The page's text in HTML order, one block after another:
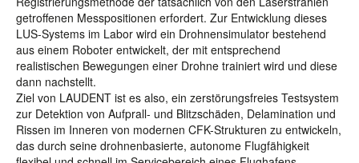
getroffenen Messpositionen erfordert. Zur Entwicklung dieses
LUS-Systems im Labor wird ein Drohnensimulator bestehend
aus einem Roboter entwickelt, der mit entsprechend
realistischen Bewegungen einer Drohne trainiert wird und diese
dann nachstellt.
Ziel von LAUDENT ist es also, ein zerstörungsfreies Testsystem
zur Detektion von Aufprall- und Blitzschäden, Delamination und
Rissen im Inneren von modernen CFK-Strukturen zu entwickeln,
das durch seine drohnenbasierte, autonome Flugfähigkeit